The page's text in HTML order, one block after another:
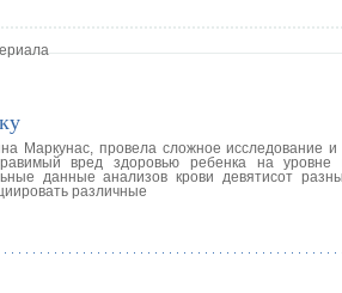
Маркунас, провела сложное исследование и
вред здоровью ребенка на уровне
данные анализов крови девятисот
различные